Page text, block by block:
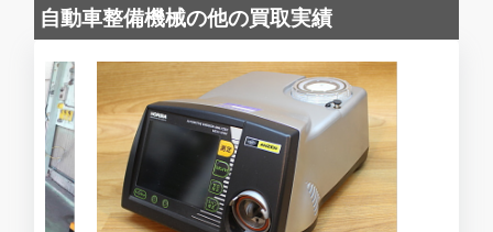
自動車整備機械の他の買取実績